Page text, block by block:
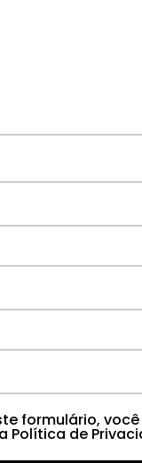
formulário,
Política de